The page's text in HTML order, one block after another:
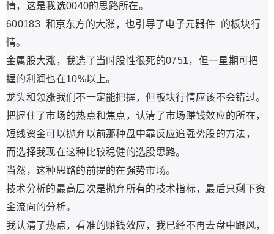
情，这是我选0040的思路所在。
600183 和京东方的大涨，也引导了电子元器件 的板块行
情。
金属股大涨，我选了当时股性很死的0751，但一星期可把
握的利润也在10%以上。
龙头和领涨我们不一定能把握，但板块行情应该不会错过。
把握住了市场的热点和焦点，认清了市场赚钱效应的所在，
短线资金可以抛弃以前那种盘中靠反应追强势股的方法，
而选择我现在这种比较稳健的选股思路。
当然，这种思路的前提的在强势市场。
技术分析的最高层次是抛弃所有的技术指标，最后只剩下资
金流向的分析。
我认清了热点，看准的赚钱效应，我已经不再去盘中跟风，